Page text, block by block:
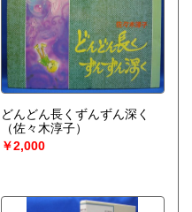
どんどん長くずんずん深く
（佐々木淳子）
￥2,000